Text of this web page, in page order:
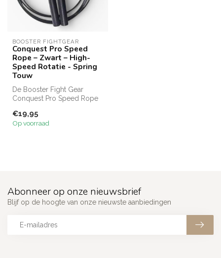
BOOSTER FIGHTGEAR
Conquest Pro Speed
Rope – Zwart – High-
Speed Rotatie - Spring
Touw
De Booster Fight Gear
Conquest Pro Speed Rope
rope met ...
€19,95
Op voorraad
Abonneer op onze nieuwsbrief
Blijf op de hoogte van onze nieuwste aanbiedingen